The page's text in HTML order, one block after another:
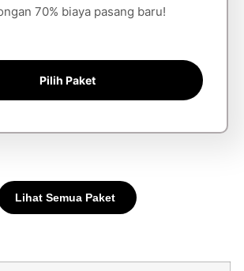
70% biaya pasang baru!
Pilih Paket
Lihat Semua Paket